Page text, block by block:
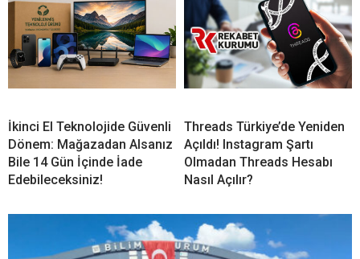
İkinci El Teknolojide Güvenli
Dönem: Mağazadan Alsanız
Bile 14 Gün İçinde İade
Edebileceksiniz!
Threads Türkiye’de Yeniden
Açıldı! Instagram Şartı
Olmadan Threads Hesabı
Nasıl Açılır?